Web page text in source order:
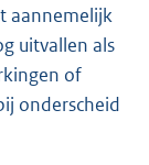
aannemelijk
uitvallen als
of
onderscheid